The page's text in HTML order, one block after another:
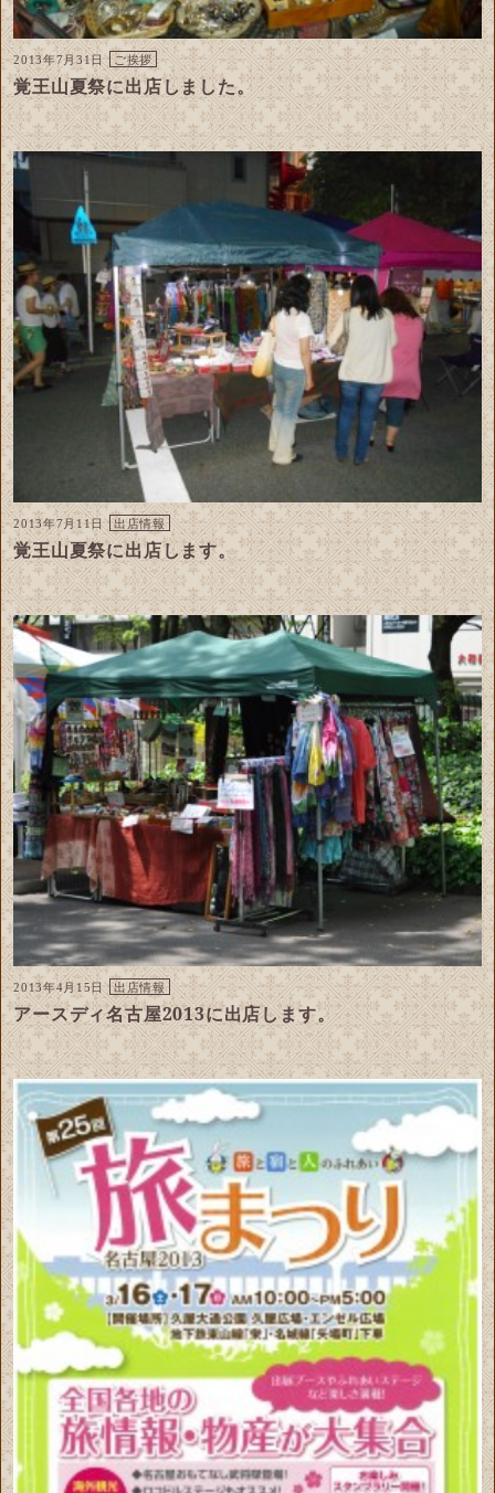
2013年7月31日 ご挨拶
覚王山夏祭に出店しました。
2013年7月11日 出店情報
覚王山夏祭に出店します。
2013年4月15日 出店情報
アースディ名古屋2013に出店します。